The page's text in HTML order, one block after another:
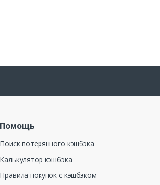
Помощь
Поиск потерянного кэшбэка
Калькулятор кэшбэка
Правила покупок с кэшбэком